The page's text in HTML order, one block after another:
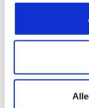
kinderen houden.,
bewaren., Draag
brand: Blussen
Inhoud en
gevaarlijk of